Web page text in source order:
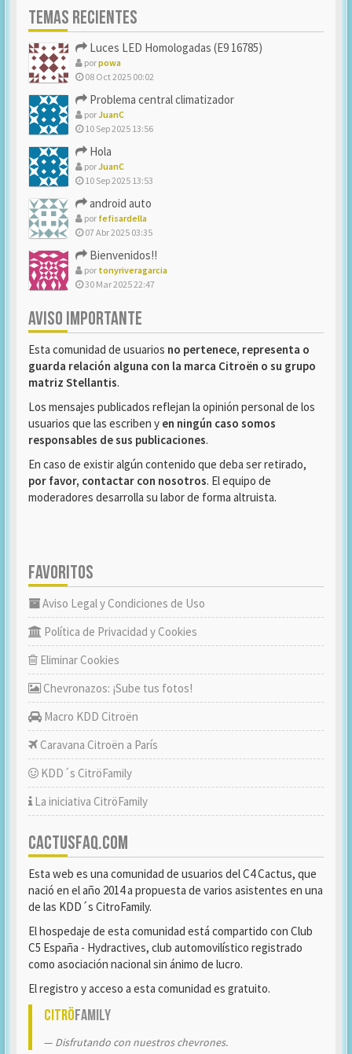
TEMAS RECIENTES
Luces LED Homologadas (E9 16785)
porpowa
08 Oct 2025 00:02
Problema central climatizador
porJuanC
10 Sep 2025 13:56
Hola
porJuanC
10 Sep 2025 13:53
android auto
por fefisardella
07 Abr 2025 03:35
Bienvenidos!!
por tonyriveragarcia
30 Mar 2025 22:47
AVISO IMPORTANTE
Esta comunidad de usuarios no pertenece, representa o
guarda relación alguna con la marca Citroën o su grupo
matriz Stellantis.
Los mensajes publicados reflejan la opinión personal de los
usuarios que las escriben y en ningún caso somos
responsables de sus publicaciones.
En caso de existir algún contenido que deba ser retirado,
por favor, contactar con nosotros. El equipo de
moderadores desarrolla su labor de forma altruista.
FAVORITOS
Aviso Legal y Condiciones de Uso
Política de Privacidad y Cookies
Eliminar Cookies
Chevronazos: ¡Sube tus fotos!
Macro KDD Citroën
Caravana Citroën a París
KDD´s CitröFamily
La iniciativa CitröFamily
CACTUSFAQ.COM
Esta web es una comunidad de usuarios del C4 Cactus, que
nació en el año 2014 a propuesta de varios asistentes en una
de las KDD´s CitroFamily.
El hospedaje de esta comunidad está compartido con Club
C5 España - Hydractives, club automovilístico registrado
como asociación nacional sin ánimo de lucro.
El registro y acceso a esta comunidad es gratuito.
CitröFamily
Disfrutando con nuestros chevrones.